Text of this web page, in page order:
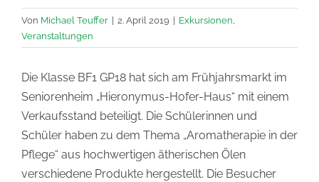
Von Michael Teuffer | 2. April 2019 | Exkursionen
Veranstaltungen
Die Klasse BF1 GP18 hat sich am Frühjahrsmarkt im
Seniorenheim „Hieronymus-Hofer-Haus“ mit einem
Verkaufsstand beteiligt. Die Schülerinnen und
Schüler haben zu dem Thema „Aromatherapie in der
Pflege“ aus hochwertigen ätherischen Ölen
verschiedene Produkte hergestellt. Die Besucher